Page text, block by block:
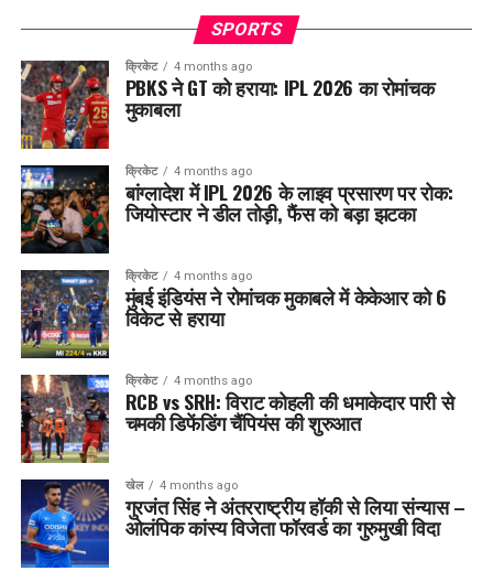
SPORTS
क्रिकेट 4 months ago
PBKS ने GT को हराया: IPL 2026 का रोमांचक
मुकाबला
क्रिकेट 4 months ago
बांग्लादेश में IPL 2026 के लाइव प्रसारण पर रोक:
जियोस्टार ने डील तोड़ी, फैंस को बड़ा झटका
क्रिकेट 4 months ago
मुंबई इंडियंस ने रोमांचक मुकाबले में केकेआर को 6
विकेट से हराया
क्रिकेट 4 months ago
RCB vs SRH: विराट कोहली की धमाकेदार पारी से
चमकी डिफेंडिंग चैंपियंस की शुरुआत
खेल 4 months ago
गुरजंत सिंह ने अंतरराष्ट्रीय हॉकी से लिया संन्यास –
ओलंपिक कांस्य विजेता फॉरवर्ड का गुरुमुखी विदा